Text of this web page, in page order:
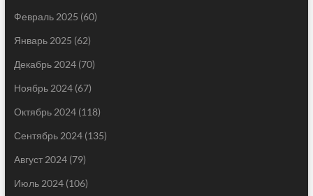
Февраль 2025 (60)
Январь 2025 (62)
Декабрь 2024(70)
Ноябрь 2024(67)
Октябрь 2024(118)
Сентябрь 2024(135)
Август 2024(79)
Июль 2024(106)